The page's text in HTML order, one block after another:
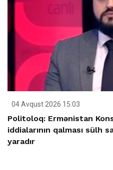
04 Avqust 2026 15:03
Politoloq: Ermənistan
iddialarının qalması sülh
yaradır